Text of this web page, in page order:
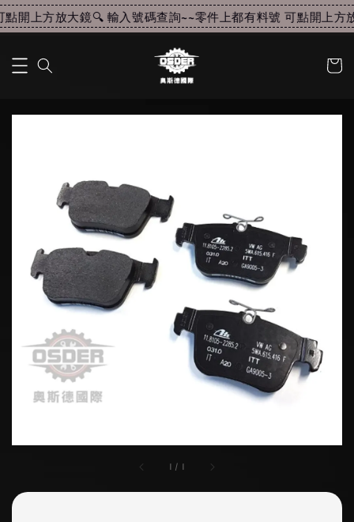
開上方放大鏡🔍 輸入號碼查詢~~零件上都有料號 可點開上方
1 / 1